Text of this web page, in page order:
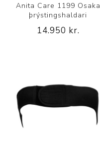
Anita Care 1199 Osaka
þrýstingshaldari
14.950 kr.